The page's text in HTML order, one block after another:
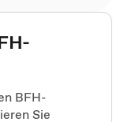
BFH-
Sie